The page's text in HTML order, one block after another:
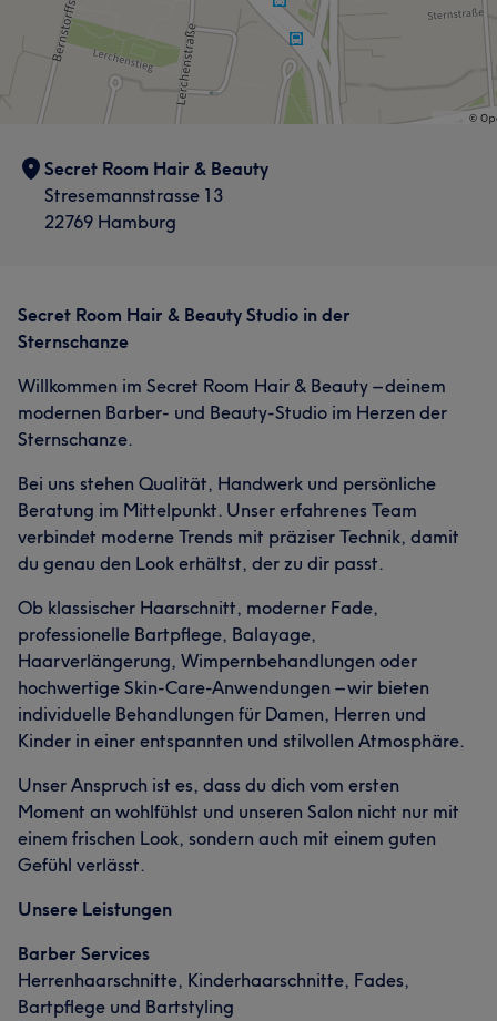
Secret Room Hair & Beauty
Stresemannstrasse 13
22769 Hamburg
Secret Room Hair & Beauty Studio in der
Sternschanze
Willkommen im Secret Room Hair & Beauty – deinem
modernen Barber- und Beauty-Studio im Herzen der
Sternschanze.
Bei uns stehen Qualität, Handwerk und persönliche
Beratung im Mittelpunkt. Unser erfahrenes Team
verbindet moderne Trends mit präziser Technik, damit
du genau den Look erhältst, der zu dir passt.
Ob klassischer Haarschnitt, moderner Fade,
professionelle Bartpflege, Balayage,
Haarverlängerung, Wimpernbehandlungen oder
hochwertige Skin-Care-Anwendungen – wir bieten
individuelle Behandlungen für Damen, Herren und
Kinder in einer entspannten und stilvollen Atmosphäre.
Unser Anspruch ist es, dass du dich vom ersten
Moment an wohlfühlst und unseren Salon nicht nur mit
einem frischen Look, sondern auch mit einem guten
Gefühl verlässt.
Unsere Leistungen
Barber Services
Herrenhaarschnitte, Kinderhaarschnitte, Fades,
Bartpflege und Bartstyling